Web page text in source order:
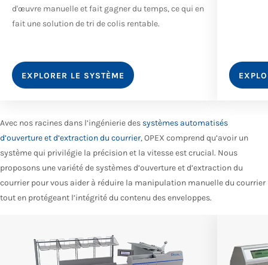
d'œuvre manuelle et fait gagner du temps, ce qui en
fait une solution de tri de colis rentable.
EXPLORER LE SYSTÈME
Avec nos racines dans l’ingénierie des systèmes automatisés
d’ouverture et d’extraction du courrier, OPEX comprend qu’avoir un
système qui privilégie la précision et la vitesse est crucial. Nous
proposons une variété de systèmes d’ouverture et d’extraction du
courrier pour vous aider à réduire la manipulation manuelle du courrier
tout en protégeant l’intégrité du contenu des enveloppes.